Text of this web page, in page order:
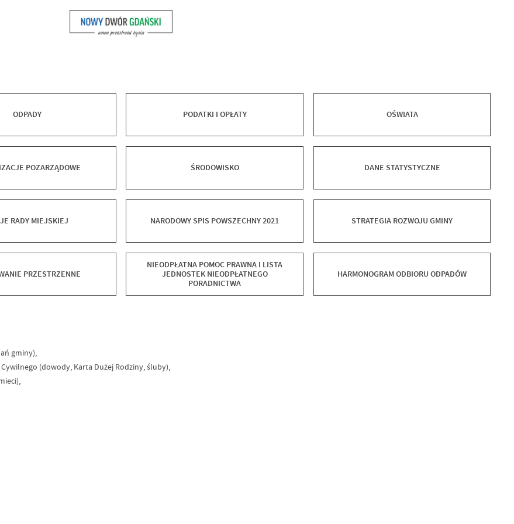
ODPADY PODATKI I OPŁATY OŚWIATA
POZARZĄDOWE ŚRODOWISKO DANE STATYSTYCZNE
RADY MIEJSKIEJ NARODOWY SPIS POWSZECHNY 2021 STRATEGIA ROZWOJU GMINY
PRZESTRZENNE
NIEODPŁATNA POMOC PRAWNA I LISTA
JEDNOSTEK NIEODPŁATNEGO
PORADNICTWA
HARMONOGRAM ODBIORU ODPADÓW
gminy),
(dowody, Karta Dużej Rodziny, śluby),